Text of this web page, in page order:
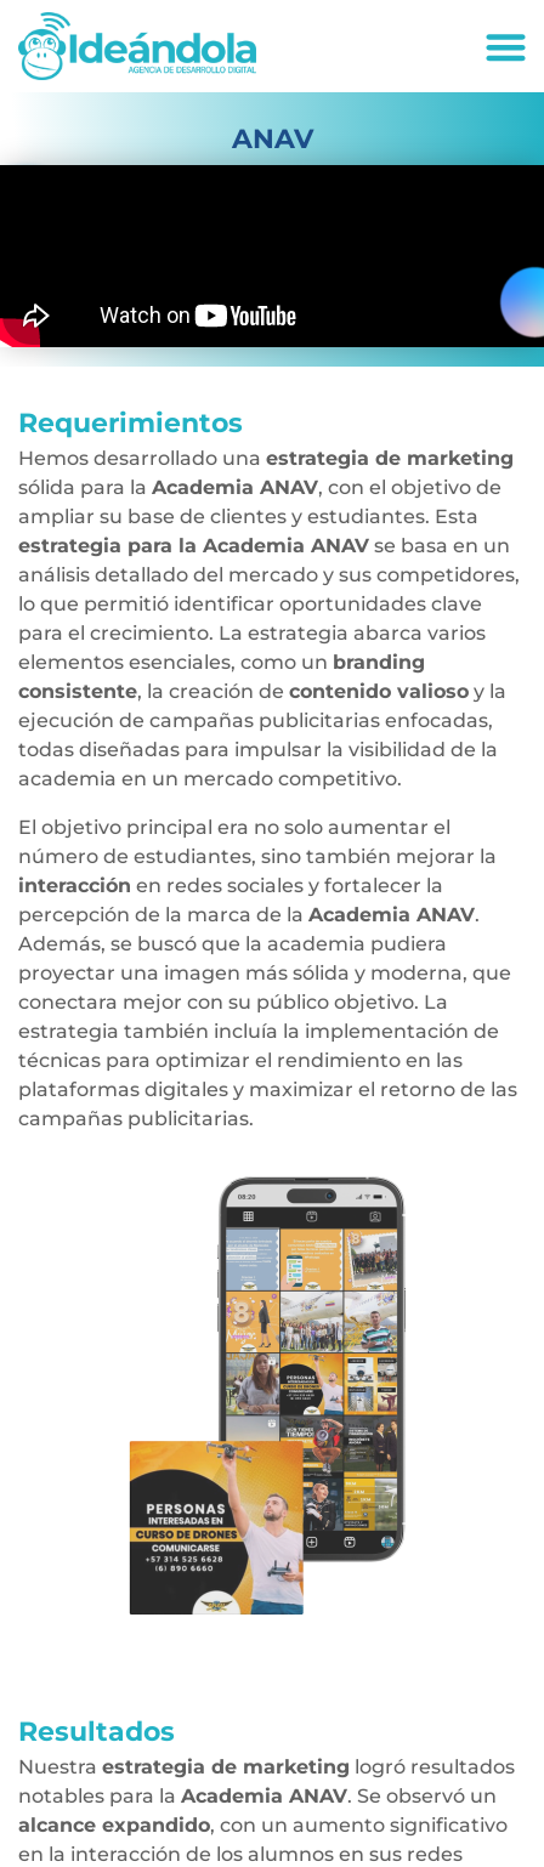
ANAV
Requerimientos
Hemos desarrollado una estrategia de marketing
sólida para la Academia ANAV, con el objetivo de
ampliar su base de clientes y estudiantes. Esta
estrategia para la Academia ANAV se basa en un
análisis detallado del mercado y sus competidores,
lo que permitió identificar oportunidades clave
para el crecimiento. La estrategia abarca varios
elementos esenciales, como un branding
consistente, la creación de contenido valioso y la
ejecución de campañas publicitarias enfocadas,
todas diseñadas para impulsar la visibilidad de la
academia en un mercado competitivo.
El objetivo principal era no solo aumentar el
número de estudiantes, sino también mejorar la
interacción en redes sociales y fortalecer la
percepción de la marca de la Academia ANAV.
Además, se buscó que la academia pudiera
proyectar una imagen más sólida y moderna, que
conectara mejor con su público objetivo. La
estrategia también incluía la implementación de
técnicas para optimizar el rendimiento en las
plataformas digitales y maximizar el retorno de las
campañas publicitarias.
Resultados
Nuestra estrategia de marketing logró resultados
notables para la Academia ANAV. Se observó un
alcance expandido, con un aumento significativo
en la interacción de los alumnos en sus redes